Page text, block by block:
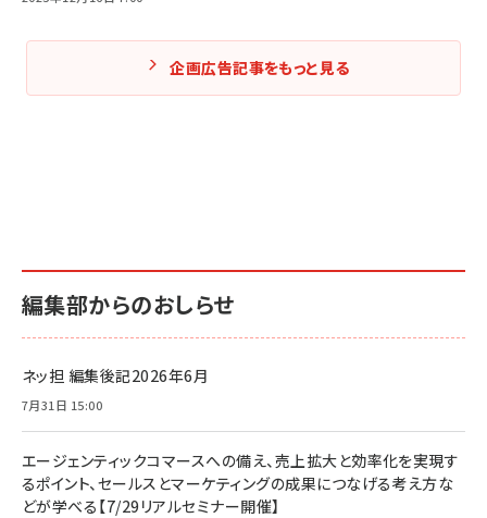
企画広告記事をもっと見る
編集部からのおしらせ
ネッ担 編集後記2026年6月
7月31日 15:00
エージェンティックコマースへの備え、売上拡大と効率化を実現す
るポイント、セールスとマーケティングの成果につなげる考え方な
どが学べる【7/29リアルセミナー開催】